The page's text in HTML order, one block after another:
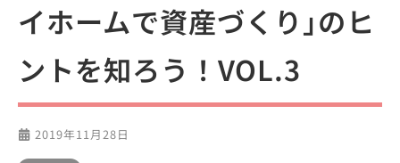
イホームで資産づくり｣のヒ
ントを知ろう！VOL.3
2019年11月28日